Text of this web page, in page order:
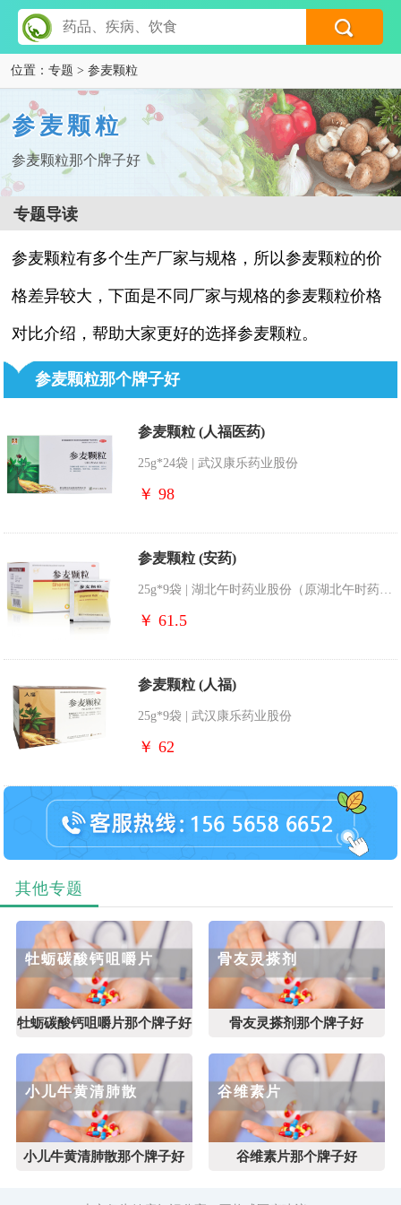
位置： 专题 > 参麦颗粒
参麦颗粒
参麦颗粒那个牌子好
专题导读
参麦颗粒有多个生产厂家与规格，所以参麦颗粒的价
格差异较大，下面是不同厂家与规格的参麦颗粒价格
对比介绍，帮助大家更好的选择参麦颗粒。
参麦颗粒那个牌子好
参麦颗粒 (人福医药)
25g*24袋 | 武汉康乐药业股份
￥ 98
参麦颗粒 (安药)
25g*9袋 | 湖北午时药业股份（原湖北午时药业）
￥ 61.5
参麦颗粒 (人福)
25g*9袋 | 武汉康乐药业股份
￥ 62
其他专题
牡蛎碳酸钙咀嚼片
牡蛎碳酸钙咀嚼片那个牌子好
骨友灵搽剂
骨友灵搽剂那个牌子好
小儿牛黄清肺散
小儿牛黄清肺散那个牌子好
谷维素片
谷维素片那个牌子好